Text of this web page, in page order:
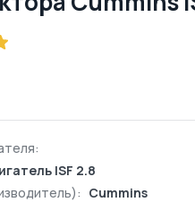
ISF 2.8
Cummins